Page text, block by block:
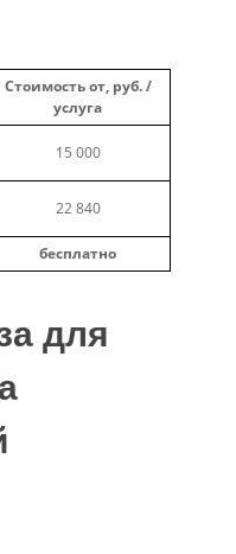
Стоимость от, руб. /
услуга
15 000
22 840
бесплатно
для